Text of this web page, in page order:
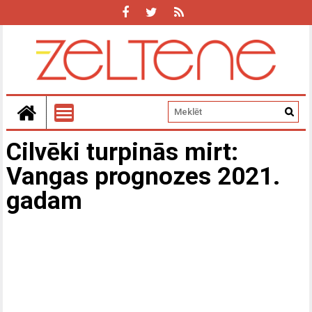
Cilvēki turpinās mirt:
Vangas prognozes 2021.
gadam